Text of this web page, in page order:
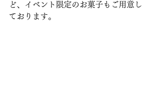
ど、イベント限定のお菓子もご用意し
ております。